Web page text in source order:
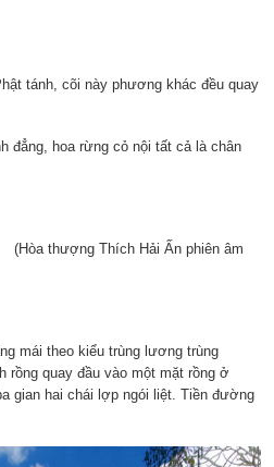
tánh, cõi này phương khác đều quay
đẳng, hoa rừng cỏ nội tất cả là chân
Hải Ấn phiên âm
mái theo kiểu trùng lương trùng
rồng quay đầu vào một mặt rồng ở
gian hai chái lợp ngói liệt. Tiền đường